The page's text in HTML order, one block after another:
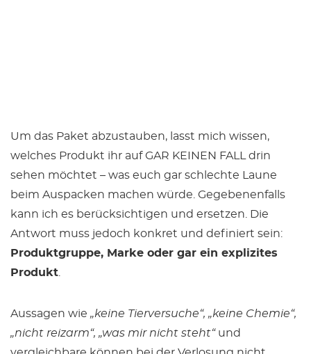
Um das Paket abzustauben, lasst mich wissen,
welches Produkt ihr auf GAR KEINEN FALL drin
sehen möchtet – was euch gar schlechte Laune
beim Auspacken machen würde. Gegebenenfalls
kann ich es berücksichtigen und ersetzen. Die
Antwort muss jedoch konkret und definiert sein:
Produktgruppe, Marke oder gar ein explizites
Produkt
Aussagen wie „keine Tierversuche“, „keine Chemie“,
„nicht reizarm“, „was mir nicht steht“und